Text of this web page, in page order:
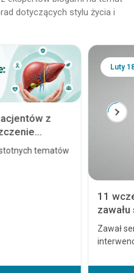
dotyczących stylu życia i
z
marskość
i rak
tematów
Luty
11
Zawał
nawet